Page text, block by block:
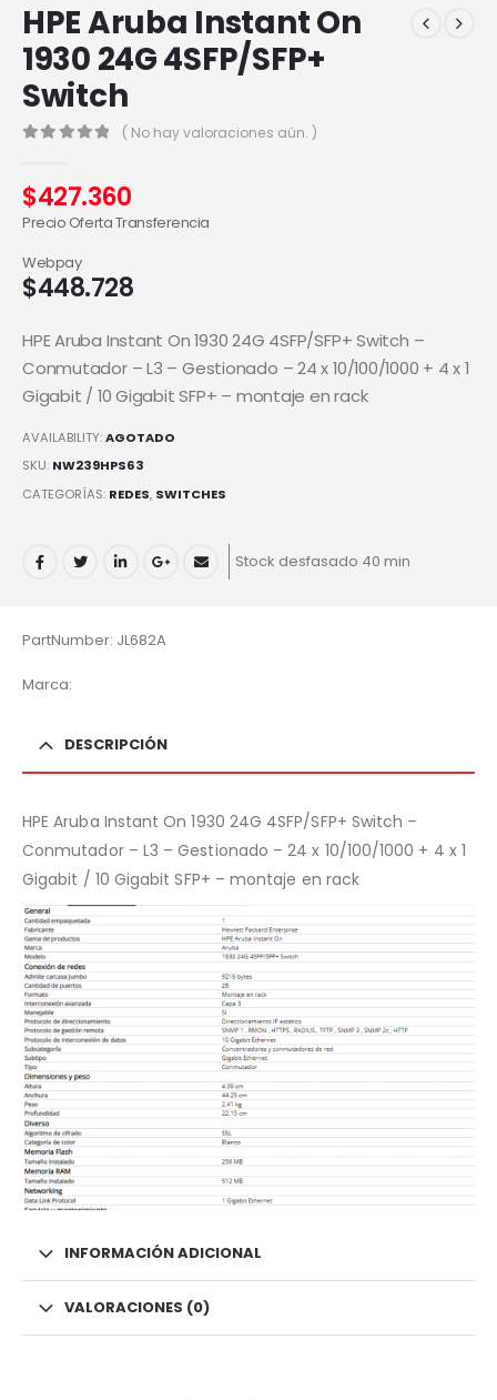
HPE Aruba Instant On
1930 24G 4SFP/SFP+
Switch
( No hay valoraciones aún. )
$427.360
Precio Oferta Transferencia
$448.728
Webpay
HPE Aruba Instant On 1930 24G 4SFP/SFP+ Switch –
Conmutador – L3 – Gestionado – 24 x 10/100/1000 + 4 x 1
Gigabit / 10 Gigabit SFP+ – montaje en rack
AVAILABILITY:AGOTADO
SKU: NW239HPS63
CATEGORÍAS: REDES, SWITCHES
Stock desfasado 40 min
PartNumber: JL682A
Marca:
DESCRIPCIÓN
HPE Aruba Instant On 1930 24G 4SFP/SFP+ Switch –
Conmutador – L3 – Gestionado – 24 x 10/100/1000 + 4 x 1
Gigabit / 10 Gigabit SFP+ – montaje en rack
INFORMACIÓN ADICIONAL
VALORACIONES (0)